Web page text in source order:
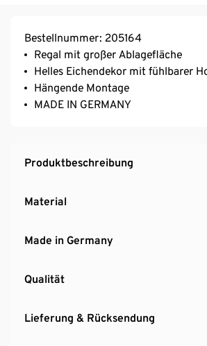
Bestellnummer: 205164
Regal mit großer Ablagefläche
Helles Eichendekor mit fühlbarer
Hängende Montage
MADE IN GERMANY
Produktbeschreibung
Material
Made in Germany
Qualität
Lieferung & Rücksendung